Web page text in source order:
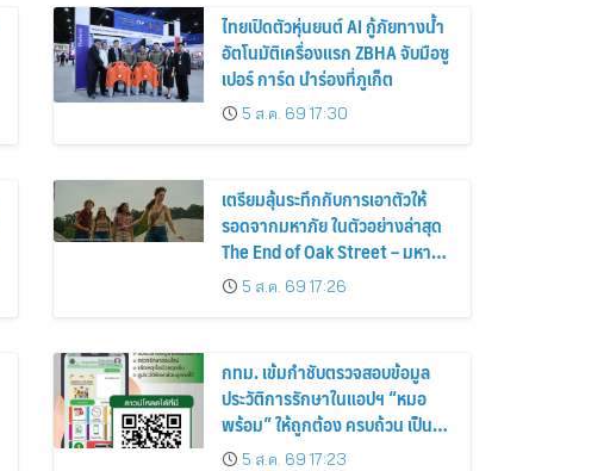
ไทยเปิดตัวหุ่นยนต์ AI กู้ภัยทางน้ำ
อัตโนมัติเครื่องแรก ZBHA จับมือซู
เปอร์ การ์ด นำร่องที่ภูเก็ต
5 ส.ค. 69 17:30
เตรียมลุ้นระทึกกับการเอาตัวให้
รอดจากมหาภัย ในตัวอย่างล่าสุด
The End of Oak Street – มหาภัย
สุดถนนโอ๊ค
5 ส.ค. 69 17:26
กทม. เข้มกำชับตรวจสอบข้อมูล
ประวัติการรักษาในแอปฯ “หมอ
พร้อม” ให้ถูกต้อง ครบถ้วน เป็น
ปัจจุบันป้องกันสวมสิทธิการรักษา
5 ส.ค. 69 17:23